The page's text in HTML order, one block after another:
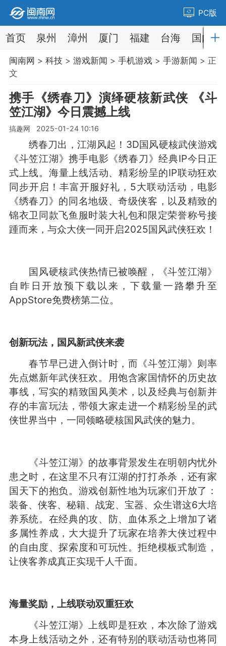
PC版
首页 泉州 漳州 厦门 福建 台海 国内
闽南网 > 科技 > 游戏新闻 > 手机游戏> 手游新闻 > 正
文
携手《绣春刀》演绎硬核新武侠 《斗
笠江湖》今日震撼上线
搞趣网 2025-01-24 10:16
绣春刀出，江湖风起！3D国风硬核武侠游戏
《斗笠江湖》携手电影《绣春刀》经典IP今日正
式上线。海量上线活动、精彩纷呈的IP联动狂欢
同步开启！丰富开服好礼，5大联动活动，电影
《绣春刀》的同名地级、奇级侠客，以及精致的
锦衣卫同款飞鱼服时装大礼包和限定荣誉称号接
踵而来，与众大侠一同开启2025国风武侠狂欢！
国风硬核武侠热情已被唤醒，《斗笠江湖》
自昨日开放预下载以来，下载量一路攀升至
AppStore免费榜第二位。
创新玩法，国风新武侠来袭
春节早已进入倒计时，而《斗笠江湖》则率
先点燃新年武侠狂欢。用饱含家国情怀的历史故
事线，写实的精致国风美术，以及经典与创新并
存的丰富玩法，带领大家走进一个精彩纷呈的武
侠世界当中，一同领略硬核国风武侠的魅力。
《斗笠江湖》的故事背景发生在明朝内忧外
患之时，在这里不只有江湖的打打杀杀，还有家
国天下的抱负。游戏创新性地为玩家们开放了：
装备、侠客、秘籍、战宠、宝器、众生谱这6大培
养系统。在经典的攻、防、血体系之上增加了诸
多属性养成，大大提升了玩家在培养大侠过程中
的自由度、探索度和可玩性。拒绝模板式制造，
让侠客养成真正实现千人千面。
海量奖励，上线联动双重狂欢
《斗笠江湖》上线即是狂欢，本次除了游戏
本身上线活动之外，还有特别的联动活动也将同